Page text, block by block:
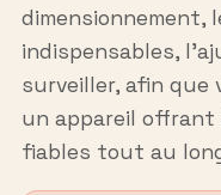
indispensables,
surveiller, afin que
un appareil
fiables tout au